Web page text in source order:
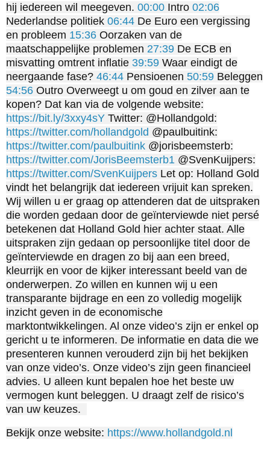
hij iedereen wil meegeven. 00:00 Intro 02:06
Nederlandse politiek 06:44 De Euro een vergissing
en probleem 15:36 Oorzaken van de
maatschappelijke problemen 27:39 De ECB en
misvatting omtrent inflatie 39:59 Waar eindigt de
neergaande fase? 46:44 Pensioenen 50:59 Beleggen
54:56 Outro Overweegt u om goud en zilver aan te
kopen? Dat kan via de volgende website:
https://bit.ly/3xxy4sY Twitter: @Hollandgold:
https://twitter.com/hollandgold @paulbuitink:
https://twitter.com/paulbuitink @jorisbeemsterb:
https://twitter.com/JorisBeemsterb1 @SvenKuijpers:
https://twitter.com/SvenKuijpers Let op: Holland Gold
vindt het belangrijk dat iedereen vrijuit kan spreken.
Wij willen u er graag op attenderen dat de uitspraken
die worden gedaan door de geïnterviewde niet persé
betekenen dat Holland Gold hier achter staat. Alle
uitspraken zijn gedaan op persoonlijke titel door de
geïnterviewde en dragen zo bij aan een breed,
kleurrijk en voor de kijker interessant beeld van de
onderwerpen. Zo willen en kunnen wij u een
transparante bijdrage en een zo volledig mogelijk
inzicht geven in de economische
marktontwikkelingen. Al onze video’s zijn er enkel op
gericht u te informeren. De informatie en data die we
presenteren kunnen verouderd zijn bij het bekijken
van onze video’s. Onze video’s zijn geen financieel
advies. U alleen kunt bepalen hoe het beste uw
vermogen kunt beleggen. U draagt zelf de risico’s
van uw keuzes.
Bekijk onze website: https://www.hollandgold.nl